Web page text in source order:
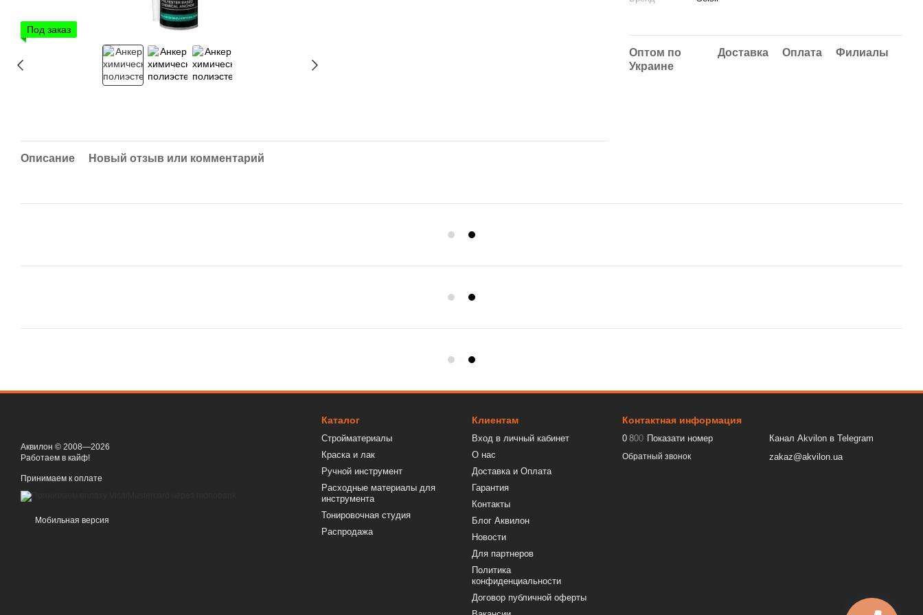
Под заказ
Оптом по
Украине
Доставка Оплата Филиалы
Описание Новый отзыв или комментарий
Аквилон © 2008—2026
Работаем в кайф!
Принимаем к оплате
Мобильная версия
Каталог
Стройматериалы
Краска и лак
Ручной инструмент
Расходные материалы для
инструмента
Тонировочная студия
Распродажа
Клиентам
Вход в личный кабинет
О нас
Доставка и Оплата
Гарантия
Контакты
Блог Аквилон
Новости
Для партнеров
Политика
конфиденциальности
Договор публичной оферты
Контактная информация
0 800 Показати номер
Обратный звонок
Канал Akvilon в Telegram
zakaz@akvilon.ua